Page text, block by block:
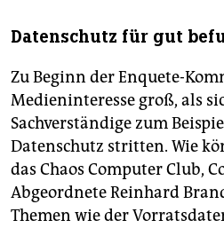
Datenschutz für gut
Zu Beginn der Enquete-
Medieninteresse groß, als
Sachverständige zum
Datenschutz stritten. Wie
das Chaos Computer Club,
Abgeordnete Reinhard
Themen wie der